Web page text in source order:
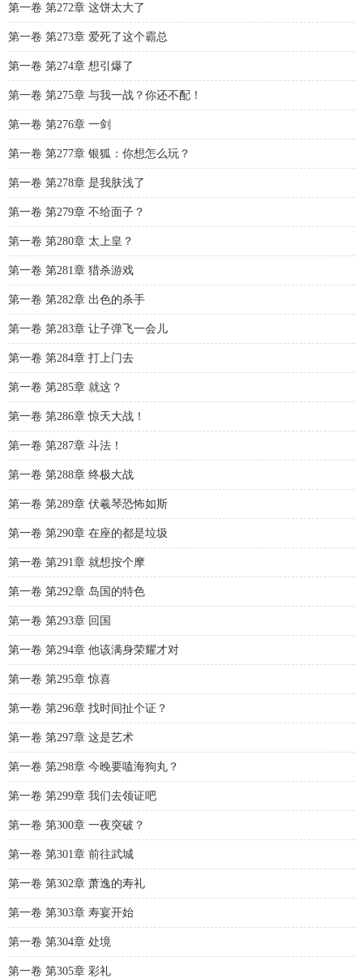
第一卷 第272章 这饼太大了
第一卷 第273章 爱死了这个霸总
第一卷 第274章 想引爆了
第一卷 第275章 与我一战？你还不配！
第一卷 第276章 一剑
第一卷 第277章 银狐：你想怎么玩？
第一卷 第278章 是我肤浅了
第一卷 第279章 不给面子？
第一卷 第280章 太上皇？
第一卷 第281章 猎杀游戏
第一卷 第282章 出色的杀手
第一卷 第283章 让子弹飞一会儿
第一卷 第284章 打上门去
第一卷 第285章 就这？
第一卷 第286章 惊天大战！
第一卷 第287章 斗法！
第一卷 第288章 终极大战
第一卷 第289章 伏羲琴恐怖如斯
第一卷 第290章 在座的都是垃圾
第一卷 第291章 就想按个摩
第一卷 第292章 岛国的特色
第一卷 第293章 回国
第一卷 第294章 他该满身荣耀才对
第一卷 第295章 惊喜
第一卷 第296章 找时间扯个证？
第一卷 第297章 这是艺术
第一卷 第298章 今晚要嗑海狗丸？
第一卷 第299章 我们去领证吧
第一卷 第300章 一夜突破？
第一卷 第301章 前往武城
第一卷 第302章 萧逸的寿礼
第一卷 第303章 寿宴开始
第一卷 第304章 处境
第一卷 第305章 彩礼